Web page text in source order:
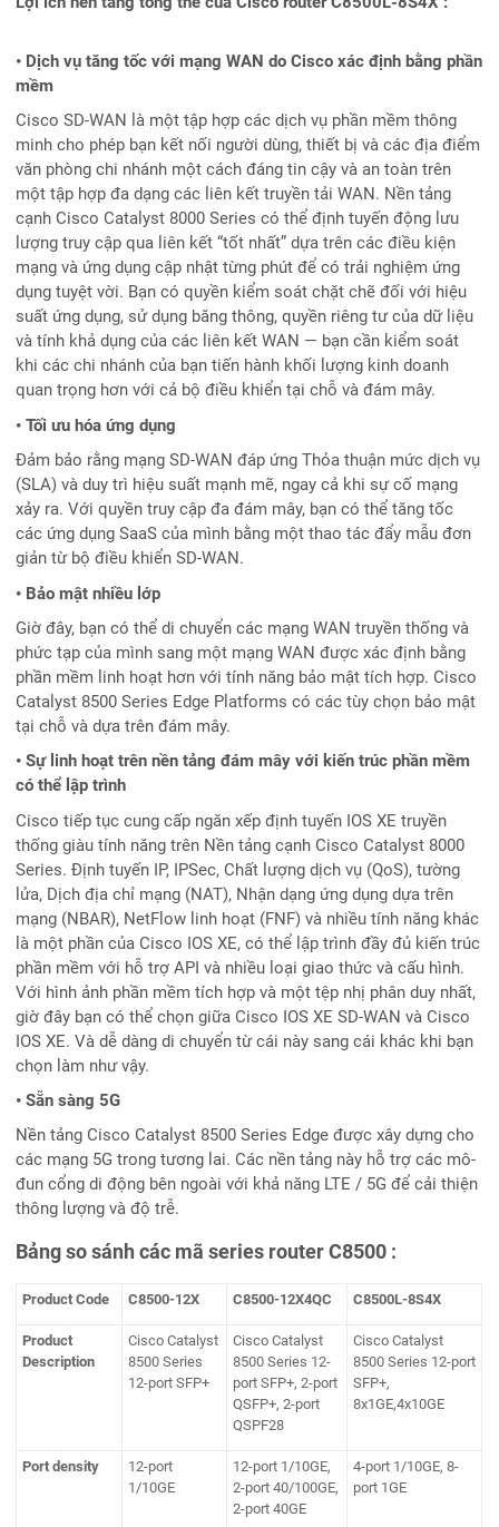
• Dịch vụ tăng tốc với mạng WAN do Cisco xác định bằng phần
mềm
Cisco SD-WAN là một tập hợp các dịch vụ phần mềm thông
minh cho phép bạn kết nối người dùng, thiết bị và các địa điểm
văn phòng chi nhánh một cách đáng tin cậy và an toàn trên
một tập hợp đa dạng các liên kết truyền tải WAN. Nền tảng
cạnh Cisco Catalyst 8000 Series có thể định tuyến động lưu
lượng truy cập qua liên kết “tốt nhất” dựa trên các điều kiện
mạng và ứng dụng cập nhật từng phút để có trải nghiệm ứng
dụng tuyệt vời. Bạn có quyền kiểm soát chặt chẽ đối với hiệu
suất ứng dụng, sử dụng băng thông, quyền riêng tư của dữ liệu
và tính khả dụng của các liên kết WAN — bạn cần kiểm soát
khi các chi nhánh của bạn tiến hành khối lượng kinh doanh
quan trọng hơn với cả bộ điều khiển tại chỗ và đám mây.
• Tối ưu hóa ứng dụng
Đảm bảo rằng mạng SD-WAN đáp ứng Thỏa thuận mức dịch vụ
(SLA) và duy trì hiệu suất mạnh mẽ, ngay cả khi sự cố mạng
xảy ra. Với quyền truy cập đa đám mây, bạn có thể tăng tốc
các ứng dụng SaaS của mình bằng một thao tác đẩy mẫu đơn
giản từ bộ điều khiển SD-WAN.
• Bảo mật nhiều lớp
Giờ đây, bạn có thể di chuyển các mạng WAN truyền thống và
phức tạp của mình sang một mạng WAN được xác định bằng
phần mềm linh hoạt hơn với tính năng bảo mật tích hợp. Cisco
Catalyst 8500 Series Edge Platforms có các tùy chọn bảo mật
tại chỗ và dựa trên đám mây.
• Sự linh hoạt trên nền tảng đám mây với kiến ​​trúc phần mềm
có thể lập trình
Cisco tiếp tục cung cấp ngăn xếp định tuyến IOS XE truyền
thống giàu tính năng trên Nền tảng cạnh Cisco Catalyst 8000
Series. Định tuyến IP, IPSec, Chất lượng dịch vụ (QoS), tường
lửa, Dịch địa chỉ mạng (NAT), Nhận dạng ứng dụng dựa trên
mạng (NBAR), NetFlow linh hoạt (FNF) và nhiều tính năng khác
là một phần của Cisco IOS XE, có thể lập trình đầy đủ kiến trúc
phần mềm với hỗ trợ API và nhiều loại giao thức và cấu hình.
Với hình ảnh phần mềm tích hợp và một tệp nhị phân duy nhất,
giờ đây bạn có thể chọn giữa Cisco IOS XE SD-WAN và Cisco
IOS XE. Và dễ dàng di chuyển từ cái này sang cái khác khi bạn
chọn làm như vậy.
• Sẵn sàng 5G
Nền tảng Cisco Catalyst 8500 Series Edge được xây dựng cho
các mạng 5G trong tương lai. Các nền tảng này hỗ trợ các mô-
đun cổng di động bên ngoài với khả năng LTE / 5G để cải thiện
thông lượng và độ trễ.
Bảng so sánh các mã series router C8500 :
Product Code C8500-12X C8500-12X4QC C8500L-8S4X
Product
Description
Cisco Catalyst
8500 Series
12-port SFP+
Cisco Catalyst
8500 Series 12-
port SFP+, 2-port
QSFP+, 2-port
QSPF28
Cisco Catalyst
8500 Series 12-port
SFP+,
8x1GE,4x10GE
Port density
12-port
1/10GE
12-port 1/10GE,
2-port 40/100GE,
2-port 40GE
4-port 1/10GE, 8-
port 1GE